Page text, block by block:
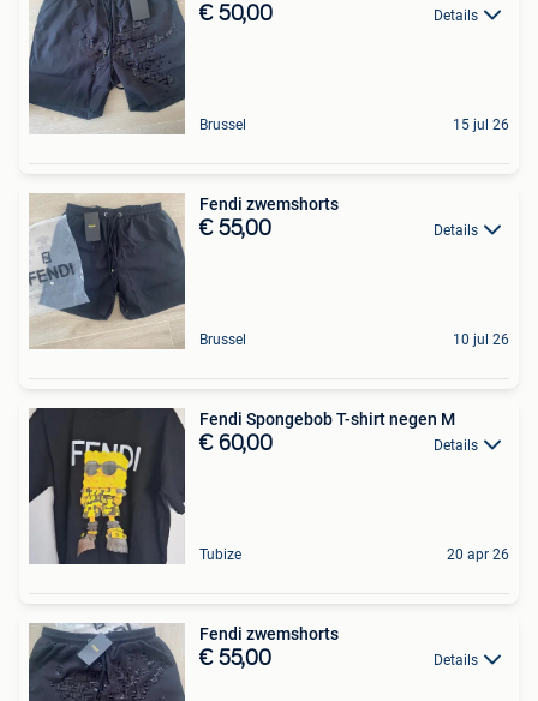
€ 50,00 Details
Brussel 15 jul 26
Fendi zwemshorts
€ 55,00 Details
Brussel 10 jul 26
Fendi Spongebob T-shirt negen M
€ 60,00 Details
Tubize 20 apr 26
Fendi zwemshorts
€ 55,00 Details